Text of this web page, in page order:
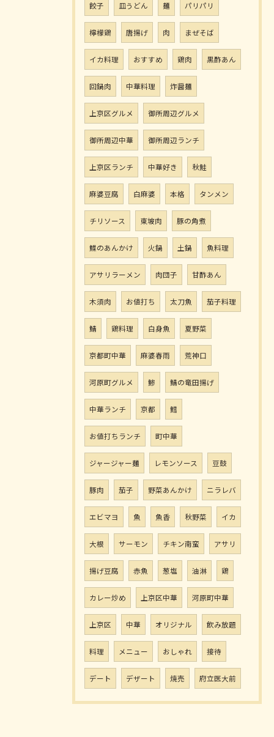
餃子 皿うどん 麺 パリパリ
檸檬鶏 唐揚げ 肉 まぜそば
イカ料理 おすすめ 鶏肉 黒酢あん
回鍋肉 中華料理 炸醤麺
上京区グルメ 御所周辺グルメ
御所周辺中華 御所周辺ランチ
上京区ランチ 中華好き 秋鮭
麻婆豆腐 白麻婆 本格 タンメン
チリソース 東坡肉 豚の角煮
鰈のあんかけ 火鍋 土鍋 魚料理
アサリラーメン 肉団子 甘酢あん
木須肉 お値打ち 太刀魚 茄子料理
鯖 鶏料理 白身魚 夏野菜
京都町中華 麻婆春雨 荒神口
河原町グルメ 鯵 鯖の竜田揚げ
中華ランチ 京都 鱈
お値打ちランチ 町中華
ジャージャー麺 レモンソース 豆鼓
豚肉 茄子 野菜あんかけ ニラレバ
エビマヨ 魚 魚香 秋野菜 イカ
大根 サーモン チキン南蛮 アサリ
揚げ豆腐 赤魚 葱塩 油淋 鶏
カレー炒め 上京区中華 河原町中華
上京区 中華 オリジナル 飲み放題
料理 メニュー おしゃれ 接待
デート デザート 焼売 府立医大前